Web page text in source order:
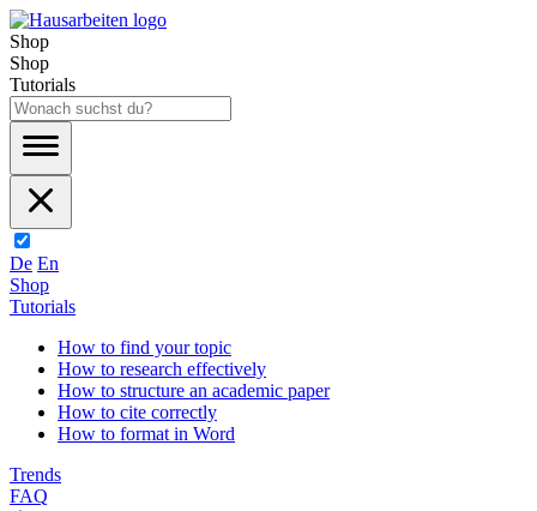
Shop
Shop
Tutorials
De En
Shop
Tutorials
How to find your topic
How to research effectively
How to structure an academic paper
How to cite correctly
How to format in Word
Trends
FAQ